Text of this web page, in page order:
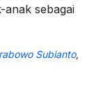
sebagai
Subianto,